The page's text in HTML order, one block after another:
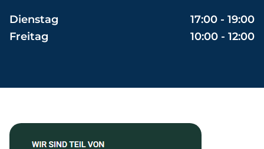
Dienstag
17:00 - 19:00
Freitag
10:00 - 12:00